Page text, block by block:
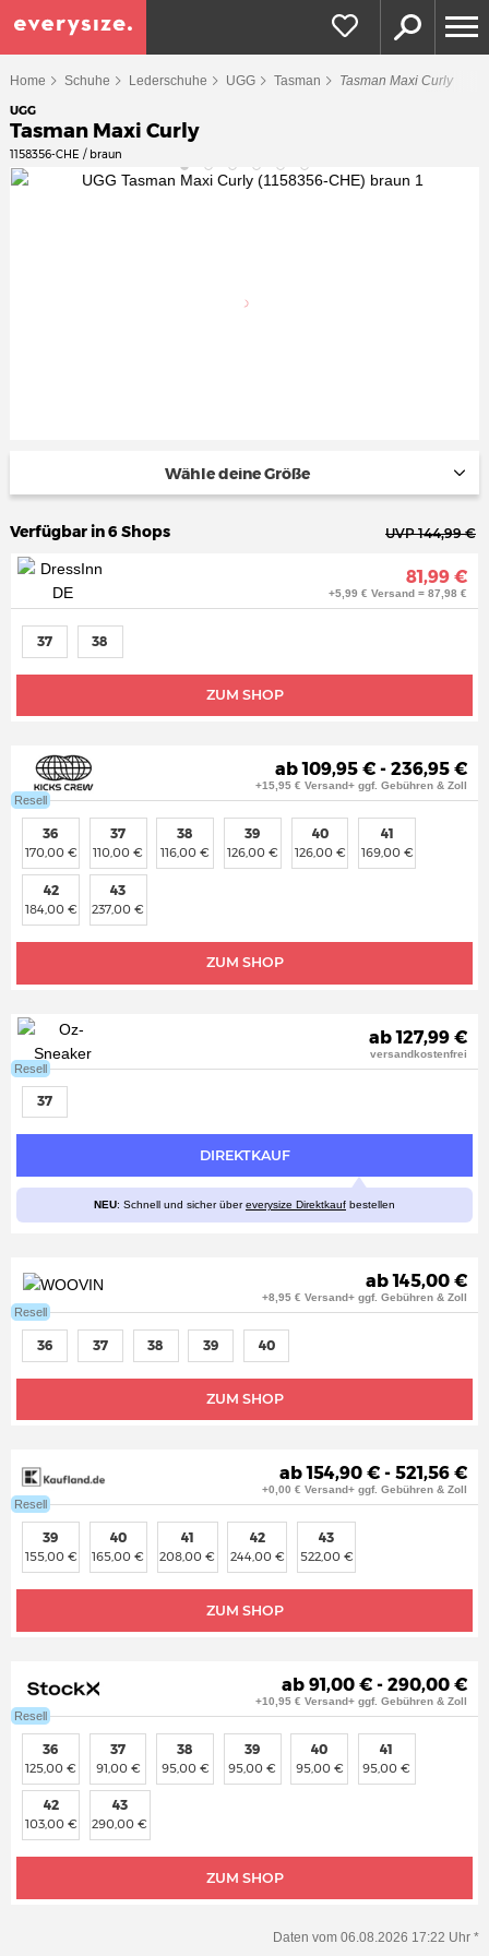
Home Schuhe Lederschuhe UGG Tasman Tasman Maxi Curly
UGG
Tasman Maxi Curly
1158356-CHE / braun
Wähle deine Größe
Verfügbar in 6 Shops UVP 144,99 €
81,99 €
+5,99 € Versand = 87,98 €
ZUM SHOP
37 38
Resell
ab 109,95 € - 236,95 €
+15,95 € Versand+ ggf. Gebühren & Zoll
ZUM SHOP
36
170,00 €
37
110,00 €
38
116,00 €
39
126,00 €
40
126,00 €
41
169,00 €
42
184,00 €
43
237,00 €
Resell
NEU: Schnell und sicher übereverysize Direktkauf bestellen
ab 127,99 €
versandkostenfrei
DIREKTKAUF
37
Resell
ab 145,00 €
+8,95 € Versand+ ggf. Gebühren & Zoll
ZUM SHOP
36 37 38 39 40
Resell
ab 154,90 € - 521,56 €
+0,00 € Versand+ ggf. Gebühren & Zoll
ZUM SHOP
39
155,00 €
40
165,00 €
41
208,00 €
42
244,00 €
43
522,00 €
Resell
ab 91,00 € - 290,00 €
+10,95 € Versand+ ggf. Gebühren & Zoll
ZUM SHOP
36
125,00 €
37
91,00 €
38
95,00 €
39
95,00 €
40
95,00 €
41
95,00 €
42
103,00 €
43
290,00 €
Daten vom 06.08.2026 17:22 Uhr *